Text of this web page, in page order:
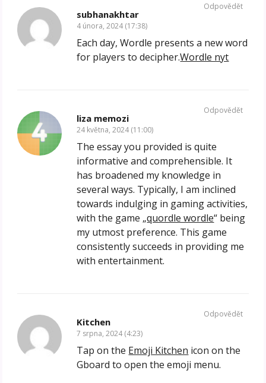
subhanakhtar
4 února, 2024 (17:38)
Each day, Wordle presents a new word
for players to decipher.Wordle nyt
Odpovědět
liza memozi
24 května, 2024 (11:00)
The essay you provided is quite
informative and comprehensible. It
has broadened my knowledge in
several ways. Typically, I am inclined
towards indulging in gaming activities,
with the game „quordle wordle“ being
my utmost preference. This game
consistently succeeds in providing me
with entertainment.
Odpovědět
Kitchen
7 srpna, 2024 (4:23)
Tap on the Emoji Kitchen icon on the
Gboard to open the emoji menu.
Odpovědět